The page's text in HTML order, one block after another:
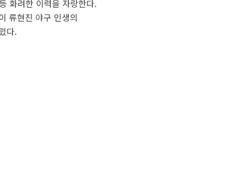
화려한 이력을 자랑한다.
류현진 야구 인생의
다.